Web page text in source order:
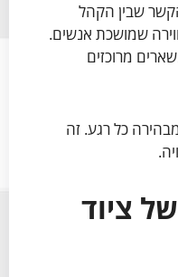
שבין הקהל
שמושכת אנשים.
מרוכזים
כל רגע. זה
ציוד